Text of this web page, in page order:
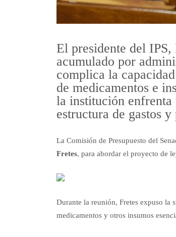
El presidente del IPS,
acumulado por
complica la
de medicamentos e
la institución enfrenta
estructura de gastos
La Comisión de Presupuesto del
Fretes, para abordar el proyecto de
Durante la reunión, Fretes expuso la
medicamentos y otros insumos